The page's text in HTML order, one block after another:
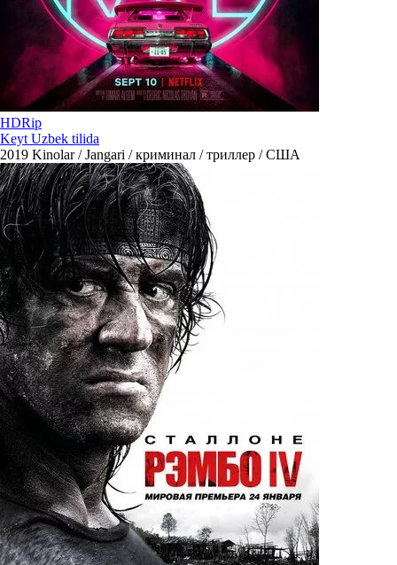
HDRip
Keyt Uzbek tilida
2019 Kinolar / Jangari / криминал / триллер / США